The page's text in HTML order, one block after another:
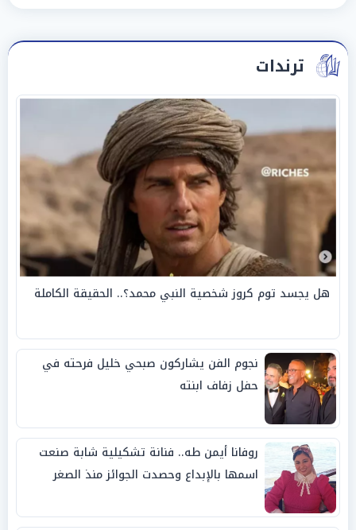
ترندات
هل يجسد توم كروز شخصية النبي محمد؟.. الحقيقة الكاملة
نجوم الفن يشاركون صبحي خليل فرحته في
حفل زفاف ابنته
روفانا أيمن طه.. فنانة تشكيلية شابة صنعت
اسمها بالإبداع وحصدت الجوائز منذ الصغر